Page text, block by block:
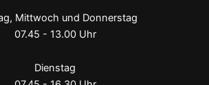
Mittwoch und Donnerstag
07.45 - 13.00 Uhr
Dienstag